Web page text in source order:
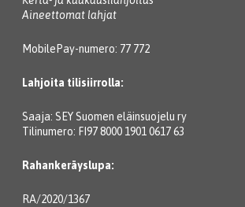
Aineettomat lahjat
MobilePay-numero: 77 772
Lahjoita tilisiirrolla:
Saaja: SEY Suomen eläinsuojelu ry
Tilinumero: FI97 8000 1901 0617 63
Rahankeräyslupa:
RA/2020/1367